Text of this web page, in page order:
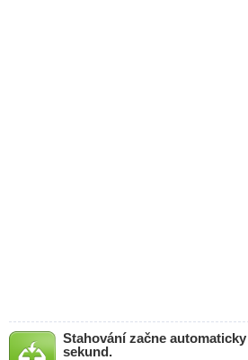
Stahování začne
sekund.